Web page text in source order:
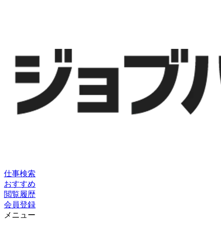
仕事検索
おすすめ
閲覧履歴
会員登録
メニュー